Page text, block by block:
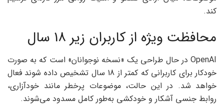
کند.
محافظت ویژه از کاربران زیر 18 سال
OpenAI در حال طراحی یک «نسخه نوجوانان» است که به صورت
خودکار برای کاربرانی که کمتر از 18 سال تشخیص داده شوند فعال
خواهد شد. در این حالت، موضوعات پرخطر مانند خودآزاری،
روابط جنسی آشکار و خودکشی به‌طور کامل مسدود می‌شوند.